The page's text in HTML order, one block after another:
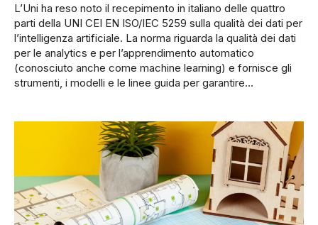
L’Uni ha reso noto il recepimento in italiano delle quattro
parti della UNI CEI EN ISO/IEC 5259 sulla qualità dei dati per
l’intelligenza artificiale. La norma riguarda la qualità dei dati
per le analytics e per l’apprendimento automatico
(conosciuto anche come machine learning) e fornisce gli
strumenti, i modelli e le linee guida per garantire…